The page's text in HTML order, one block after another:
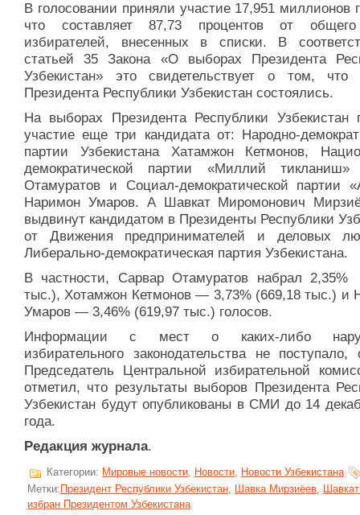
В голосовании приняли участие 17,951 миллионов
что составляет 87,73 процентов от
избирателей, внесенных в списки. В
статьей 35 Закона «О выборах Президента
Узбекистан» это свидетельствует о том, что
Президента Республики Узбекистан состоялись.
На выборах Президента Республики Узбекистан
участие еще три кандидата от: Народно-
партии Узбекистана Хатамжон Кетмонов,
демократической партии «Миллий тикланиш»
Отамуратов и Социал-демократической партии
Наримон Умаров. А Шавкат Миромонович
выдвинут кандидатом в Президенты Республики
от Движения предпринимателей и деловых
Либерально-демократическая партия Узбекистана.
В частности, Сарвар Отамуратов набрал 2,35%
тыс.), Хотамжон Кетмонов — 3,73% (669,18 тыс.) и
Умаров — 3,46% (619,97 тыс.) голосов.
Информации с мест о каких-либо
избирательного законодательства не поступало,
Председатель Центральной избирательной
отметил, что результаты выборов Президента
Узбекистан будут опубликованы в СМИ до 14
года.
Редакция журнала.
Категории: Мировые новости, Новости, Новости Узбекистана
Метки:Президент Республики Узбекистан Шавка Мирзиёев
избран Президентом Узбекистана